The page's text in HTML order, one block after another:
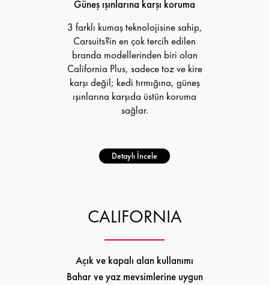
Güneş ışınlarına karşı koruma
3 farklı kumaş teknolojisine sahip,
Carsuits?in en çok tercih edilen
branda modellerinden biri olan
California Plus, sadece toz ve kire
karşı değil; kedi tırmığına, güneş
ışınlarına karşıda üstün koruma
sağlar.
Detaylı İncele
CALIFORNIA
Açık ve kapalı alan kullanımı
Bahar ve yaz mevsimlerine uygun